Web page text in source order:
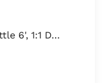
6', 1:1 D…